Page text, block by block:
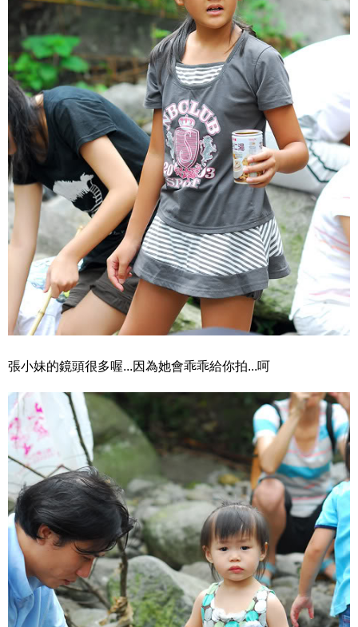
張小妹的鏡頭很多喔...因為她會乖乖給你拍...呵